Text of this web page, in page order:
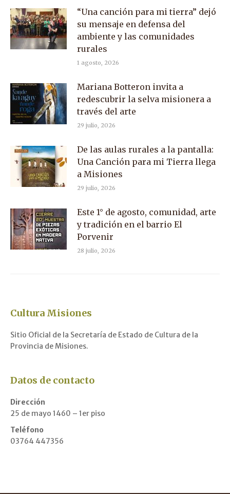
“Una canción para mi tierra” dejó
su mensaje en defensa del
ambiente y las comunidades
rurales
1 agosto, 2026
Mariana Botteron invita a
redescubrir la selva misionera a
través del arte
29 julio, 2026
De las aulas rurales a la pantalla:
Una Canción para mi Tierra llega
a Misiones
29 julio, 2026
Este 1° de agosto, comunidad, arte
y tradición en el barrio El
Porvenir
28 julio, 2026
Cultura Misiones
Sitio Oficial de la Secretaría de Estado de Cultura de la
Provincia de Misiones.
Datos de contacto
Dirección
25 de mayo 1460 – 1er piso
Teléfono
03764 447356